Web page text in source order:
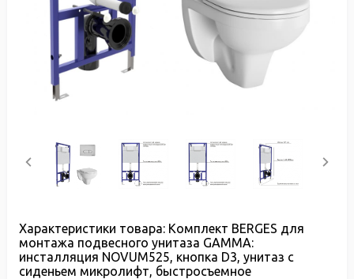
Характеристики товара: Комплект BERGES для
монтажа подвесного унитаза GAMMA:
инсталляция NOVUM525, кнопка D3, унитаз с
сиденьем микролифт, быстросъемное